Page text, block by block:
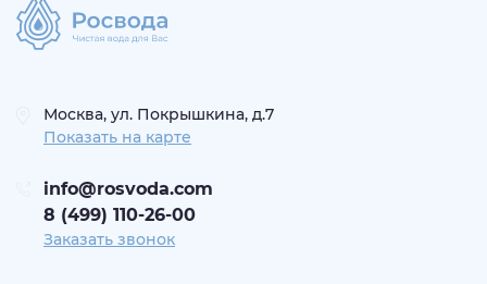
Москва, ул. Покрышкина, д.7
Показать на карте
info@rosvoda.com
8 (499) 110-26-00
Заказать звонок